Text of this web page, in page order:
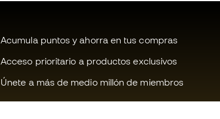
Acumula puntos y ahorra en tus compras
Acceso prioritario a productos exclusivos
Únete a más de medio millón de miembros